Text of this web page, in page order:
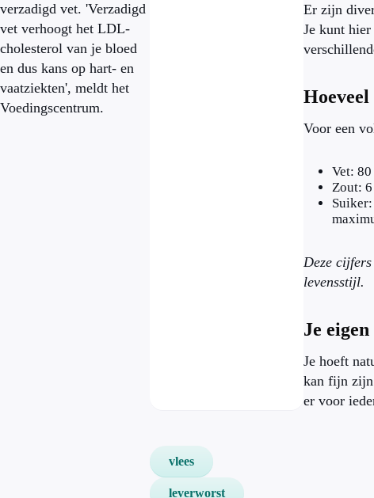
verzadigd vet. 'Verzadigd
vet verhoogt het LDL-
cholesterol van je bloed
en dus kans op hart- en
vaatziekten', meldt het
Voedingscentrum.
Er zijn
Je kunt hier
Voor een
Vet:
Zout:
Deze
levensstijl.
Je
Je hoeft
kan fijn
er voor
vlees
leverworst